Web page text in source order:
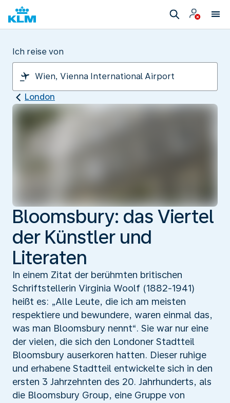
Ich reise von
London
Bloomsbury: das Viertel
der Künstler und
Literaten
In einem Zitat der berühmten britischen
Schriftstellerin Virginia Woolf (1882-1941)
heißt es: „Alle Leute, die ich am meisten
respektiere und bewundere, waren einmal das,
was man Bloomsbury nennt“. Sie war nur eine
der vielen, die sich den Londoner Stadtteil
Bloomsbury auserkoren hatten. Dieser ruhige
und erhabene Stadtteil entwickelte sich in den
ersten 3 Jahrzehnten des 20. Jahrhunderts, als
die Bloomsbury Group, eine Gruppe von